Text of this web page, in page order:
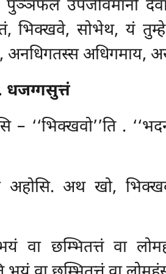
उपजीवमानो
तं, भिक्खवे, सोभेथ, यं
अनधिगतस्स अधिगमाय,
धजग्गसुत्तं
‘‘भिक्खवो’’ति .
अहोसि. अथ खो,
वा छम्भितत्तं वा